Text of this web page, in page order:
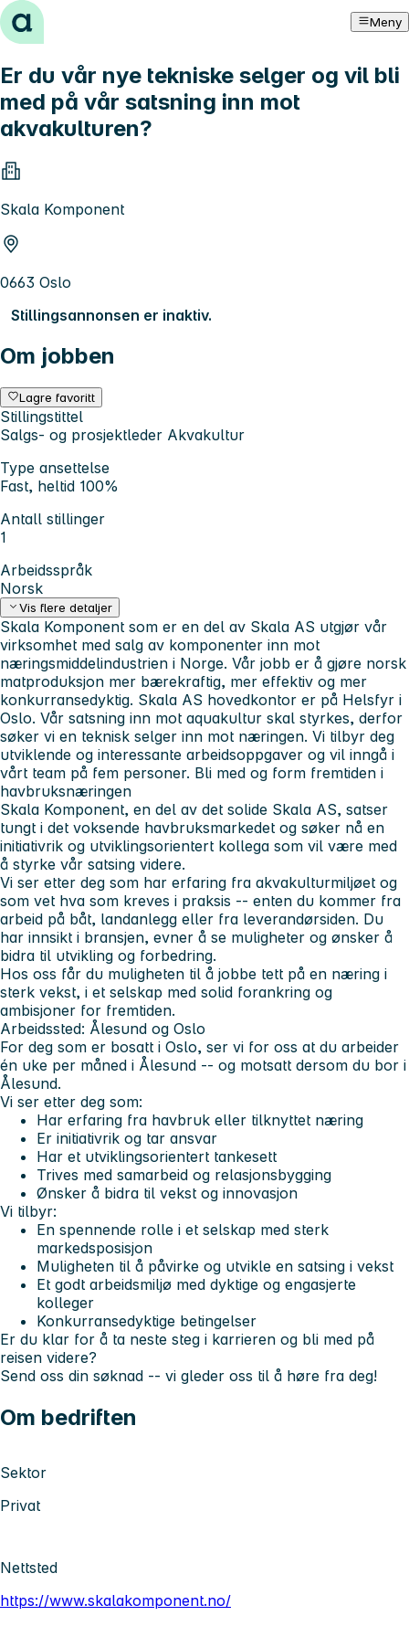
Hopp til innhold Meny
Er du vår nye tekniske selger og vil bli
med på vår satsning inn mot
akvakulturen?
Skala Komponent
0663 Oslo
Stillingsannonsen er inaktiv.
Om jobben
Lagre favoritt
Stillingstittel
Salgs- og prosjektleder Akvakultur
Type ansettelse
Fast, heltid 100%
Antall stillinger
1
Arbeidsspråk
Norsk
Vis flere detaljer
Skala Komponent som er en del av Skala AS utgjør vår
virksomhet med salg av komponenter inn mot
næringsmiddelindustrien i Norge. Vår jobb er å gjøre norsk
matproduksjon mer bærekraftig, mer effektiv og mer
konkurransedyktig. Skala AS hovedkontor er på Helsfyr i
Oslo. Vår satsning inn mot aquakultur skal styrkes, derfor
søker vi en teknisk selger inn mot næringen. Vi tilbyr deg
utviklende og interessante arbeidsoppgaver og vil inngå i
vårt team på fem personer. Bli med og form fremtiden i
havbruksnæringen
Skala Komponent, en del av det solide Skala AS, satser
tungt i det voksende havbruksmarkedet og søker nå en
initiativrik og utviklingsorientert kollega som vil være med
å styrke vår satsing videre.
Vi ser etter deg som har erfaring fra akvakulturmiljøet og
som vet hva som kreves i praksis -- enten du kommer fra
arbeid på båt, landanlegg eller fra leverandørsiden. Du
har innsikt i bransjen, evner å se muligheter og ønsker å
bidra til utvikling og forbedring.
Hos oss får du muligheten til å jobbe tett på en næring i
sterk vekst, i et selskap med solid forankring og
ambisjoner for fremtiden.
Arbeidssted: Ålesund og Oslo
For deg som er bosatt i Oslo, ser vi for oss at du arbeider
én uke per måned i Ålesund -- og motsatt dersom du bor i
Ålesund.
Vi ser etter deg som:
Har erfaring fra havbruk eller tilknyttet næring
Er initiativrik og tar ansvar
Har et utviklingsorientert tankesett
Trives med samarbeid og relasjonsbygging
Ønsker å bidra til vekst og innovasjon
Vi tilbyr:
En spennende rolle i et selskap med sterk
markedsposisjon
Muligheten til å påvirke og utvikle en satsing i vekst
Et godt arbeidsmiljø med dyktige og engasjerte
kolleger
Konkurransedyktige betingelser
Er du klar for å ta neste steg i karrieren og bli med på
reisen videre?
Send oss din søknad -- vi gleder oss til å høre fra deg!
Om bedriften
Sektor
Privat
Nettsted
https://www.skalakomponent.no/